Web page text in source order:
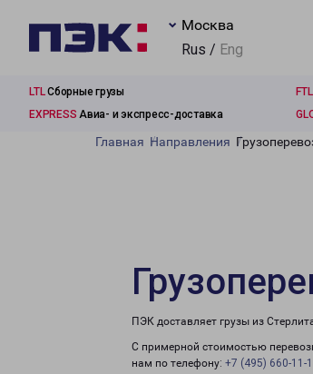
Москва
Rus / Eng
LTLСборные грузы FTL
EXPRESS Авиа- и экспресс-доставка
Главная Направления
ПЭК доставляет грузы из
С примерной стоимостью
нам по телефону: +7 (495) 660-11-